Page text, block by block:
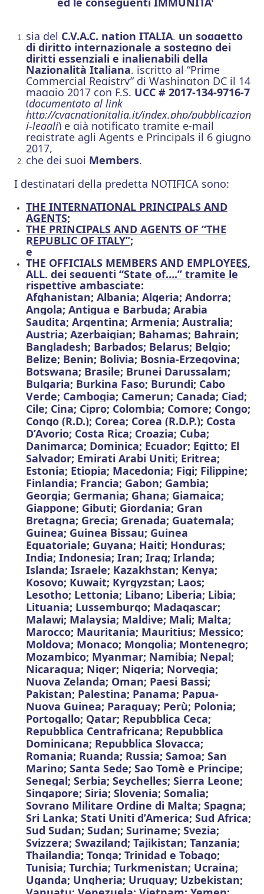
sia del C.V.A.C. nation ITALIA, un soggetto
di diritto internazionale a sostegno dei
diritti essenziali e inalienabili della
Nazionalità Italiana, iscritto al “Prime
Commercial Registry” di Washington DC il 14
maggio 2017 con F.S. UCC # 2017-134-9716-7
(documentato al link
http://cvacnationitalia.it/index.php/pubblicazion
i-legali) e già notificato tramite e-mail
registrate agli Agents e Principals il 6 giugno
2017,
che dei suoi Members.
I destinatari della predetta NOTIFICA sono:
THE INTERNATIONAL PRINCIPALS AND
AGENTS;
THE PRINCIPALS AND AGENTS OF “THE
REPUBLIC OF ITALY”;
e
THE OFFICIALS MEMBERS AND EMPLOYEES,
ALL, dei seguenti “State of….” tramite le
rispettive ambasciate:
Afghanistan; Albania; Algeria; Andorra;
Angola; Antigua e Barbuda; Arabia
Saudita; Argentina; Armenia; Australia;
Austria; Azerbaigian; Bahamas; Bahrain;
Bangladesh; Barbados; Belarus; Belgio;
Belize; Benin; Bolivia; Bosnia-Erzegovina;
Botswana; Brasile; Brunei Darussalam;
Bulgaria; Burkina Faso; Burundi; Cabo
Verde; Cambogia; Camerun; Canada; Ciad;
Cile; Cina; Cipro; Colombia; Comore; Congo;
Congo (R.D.); Corea; Corea (R.D.P.); Costa
D’Avorio; Costa Rica; Croazia; Cuba;
Danimarca; Dominica; Ecuador; Egitto; El
Salvador; Emirati Arabi Uniti; Eritrea;
Estonia; Etiopia; Macedonia; Figi; Filippine;
Finlandia; Francia; Gabon; Gambia;
Georgia; Germania; Ghana; Giamaica;
Giappone; Gibuti; Giordania; Gran
Bretagna; Grecia; Grenada; Guatemala;
Guinea; Guinea Bissau; Guinea
Equatoriale; Guyana; Haiti; Honduras;
India; Indonesia; Iran; Iraq; Irlanda;
Islanda; Israele; Kazakhstan; Kenya;
Kosovo; Kuwait; Kyrgyzstan; Laos;
Lesotho; Lettonia; Libano; Liberia; Libia;
Lituania; Lussemburgo; Madagascar;
Malawi; Malaysia; Maldive; Mali; Malta;
Marocco; Mauritania; Mauritius; Messico;
Moldova; Monaco; Mongolia; Montenegro;
Mozambico; Myanmar; Namibia; Nepal;
Nicaragua; Niger; Nigeria; Norvegia;
Nuova Zelanda; Oman; Paesi Bassi;
Pakistan; Palestina; Panama; Papua-
Nuova Guinea; Paraguay; Perù; Polonia;
Portogallo; Qatar; Repubblica Ceca;
Repubblica Centrafricana; Repubblica
Dominicana; Repubblica Slovacca;
Romania; Ruanda; Russia; Samoa; San
Marino; Santa Sede; Sao Tomè e Principe;
Senegal; Serbia; Seychelles; Sierra Leone;
Singapore; Siria; Slovenia; Somalia;
Sovrano Militare Ordine di Malta; Spagna;
Sri Lanka; Stati Uniti d’America; Sud Africa;
Sud Sudan; Sudan; Suriname; Svezia;
Svizzera; Swaziland; Tajikistan; Tanzania;
Thailandia; Tonga; Trinidad e Tobago;
Tunisia; Turchia; Turkmenistan; Ucraina;
Uganda; Ungheria; Uruguay; Uzbekistan;